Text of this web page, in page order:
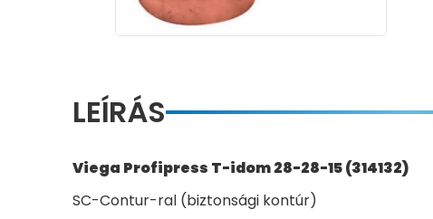
LEÍRÁS
Viega Profipress T-idom 28-28-15 (314132)
SC-Contur-ral (biztonsági kontúr)